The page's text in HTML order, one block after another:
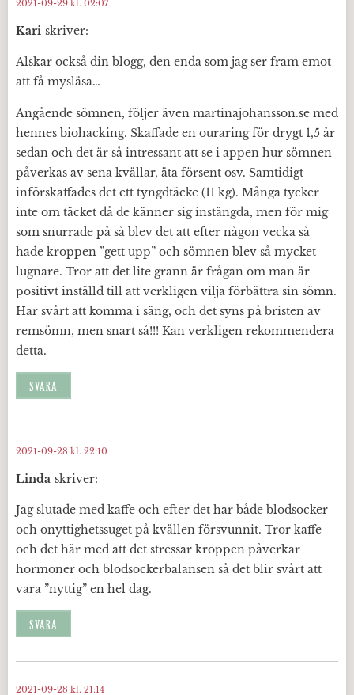
Kari skriver:
2021-09-29 kl. 02:07
Älskar också din blogg, den enda som jag ser fram emot
att få mysläsa…
Angående sömnen, följer även martinajohansson.se med
hennes biohacking. Skaffade en ouraring för drygt 1,5 år
sedan och det är så intressant att se i appen hur sömnen
påverkas av sena kvällar, äta försent osv. Samtidigt
införskaffades det ett tyngdtäcke (11 kg). Många tycker
inte om täcket då de känner sig instängda, men för mig
som snurrade på så blev det att efter någon vecka så
hade kroppen ”gett upp” och sömnen blev så mycket
lugnare. Tror att det lite grann är frågan om man är
positivt inställd till att verkligen vilja förbättra sin sömn.
Har svårt att komma i säng, och det syns på bristen av
remsömn, men snart så!!! Kan verkligen rekommendera
detta.
SVARA
Linda skriver:
2021-09-28 kl. 22:10
Jag slutade med kaffe och efter det har både blodsocker
och onyttighetssuget på kvällen försvunnit. Tror kaffe
och det här med att det stressar kroppen påverkar
hormoner och blodsockerbalansen så det blir svårt att
vara ”nyttig” en hel dag.
SVARA
2021-09-28 kl. 21:14